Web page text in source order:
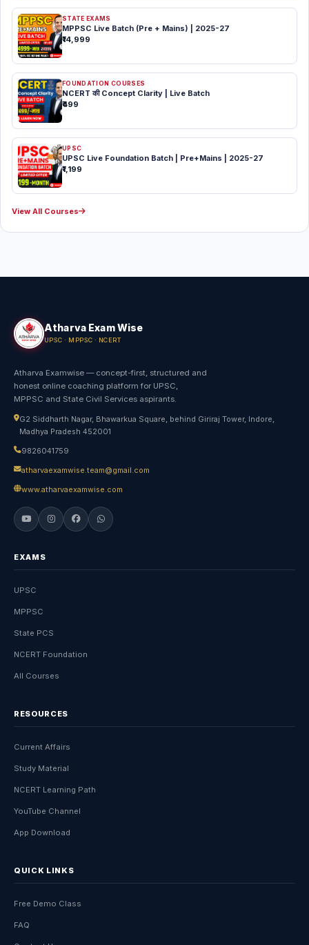
STATE EXAMS
MPPSC Live Batch (Pre + Mains) | 2025-27
₹14,999
FOUNDATION COURSES
NCERT की Concept Clarity | Live Batch
₹499
UPSC
UPSC Live Foundation Batch | Pre+Mains | 2025-27
₹1,199
View All Courses
Atharva Exam Wise
UPSC · MPPSC · NCERT
Atharva Examwise — concept-first, structured and
honest online coaching platform for UPSC,
MPPSC and State Civil Services aspirants.
G2 Siddharth Nagar, Bhawarkua Square, behind Giriraj Tower, Indore,
Madhya Pradesh 452001
9826041759
atharvaexamwise.team@gmail.com
www.atharvaexamwise.com
EXAMS
UPSC
MPPSC
State PCS
NCERT Foundation
All Courses
RESOURCES
Current Affairs
Study Material
NCERT Learning Path
YouTube Channel
App Download
QUICK LINKS
Free Demo Class
FAQ